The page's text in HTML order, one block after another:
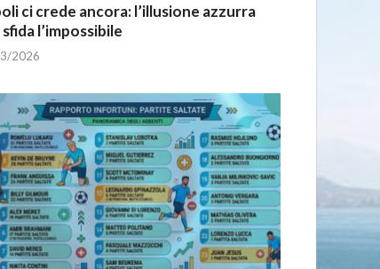
ci crede ancora: l’illusione azzurra
l’impossibile
2026